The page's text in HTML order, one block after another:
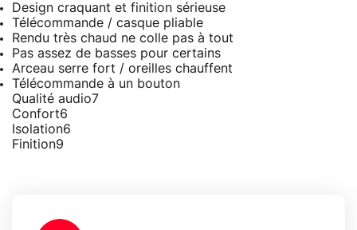
Design craquant et finition sérieuse
Télécommande / casque pliable
Rendu très chaud ne colle pas à tout
Pas assez de basses pour certains
Arceau serre fort / oreilles chauffent
Télécommande à un bouton
Qualité audio7
Confort6
Isolation6
Finition9